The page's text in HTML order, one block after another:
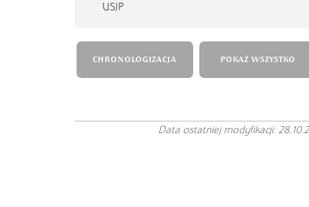
USJP
CHRONOLOGIZACJA POKAŻ WSZYSTKO
Data ostatniej modyfikacji: